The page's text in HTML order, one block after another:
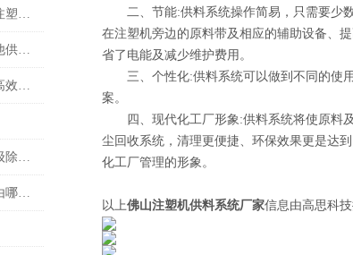
注塑车间中央供料系统实现注塑生产的高效协同与质量管控
注塑车间中央供料系统与其他供料方式的对比
注塑车间中央供料系统实现高效、稳定注塑生产
注塑车间供料系统要与光学级除湿干燥机配合使用
注塑车间供料系统工作主要由哪些步骤来完成？
二、节能:供料系统操作简易，只需要少数
在注塑机旁边的原料带及相应的辅助设备、
省了电能及减少维护费用。
三、个性化:供料系统可以做到不同的使用
案。
四、现代化工厂形象:供料系统将使原料及
尘回收系统，清理更便捷、环保效果更是达
化工厂管理的形象。
以上佛山注塑机供料系统厂家信息由高思科